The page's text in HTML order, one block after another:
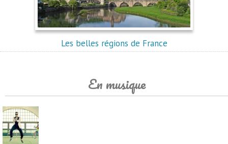
Les belles régions de France
En musique